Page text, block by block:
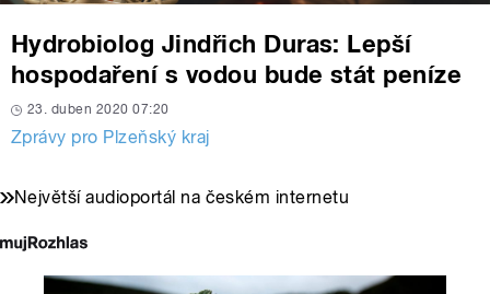
Hydrobiolog Jindřich Duras: Lepší
hospodaření s vodou bude stát peníze
23. duben 2020 07:20
Zprávy pro Plzeňský kraj
Největší audioportál na českém internetu